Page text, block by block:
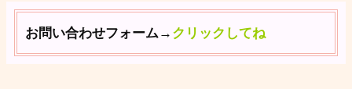
お問い合わせフォーム→ クリックしてね